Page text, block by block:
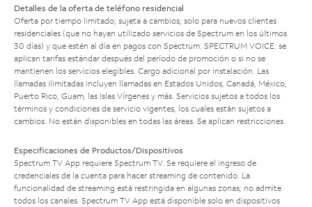
Detalles de la oferta de teléfono residencial
Oferta por tiempo limitado; sujeta a cambios; solo para nuevos clientes
residenciales (que no hayan utilizado servicios de Spectrum en los últimos
30 días) y que estén al día en pagos con Spectrum. SPECTRUM VOICE: se
aplican tarifas estándar después del período de promoción o si no se
mantienen los servicios elegibles. Cargo adicional por instalación. Las
llamadas ilimitadas incluyen llamadas en Estados Unidos, Canadá, México,
Puerto Rico, Guam, las Islas Vírgenes y más. Servicios sujetos a todos los
términos y condiciones de servicio vigentes, los cuales están sujetos a
cambios. No están disponibles en todas las áreas. Se aplican restricciones.
Especificaciones de Productos/Dispositivos
Spectrum TV App requiere Spectrum TV. Se requiere el ingreso de
credenciales de la cuenta para hacer streaming de contenido. La
funcionalidad de streaming está restringida en algunas zonas; no admite
todos los canales. Spectrum TV App está disponible solo en dispositivos